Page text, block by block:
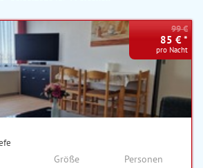
Größe Personen
99 €
85 € *
pro Nacht